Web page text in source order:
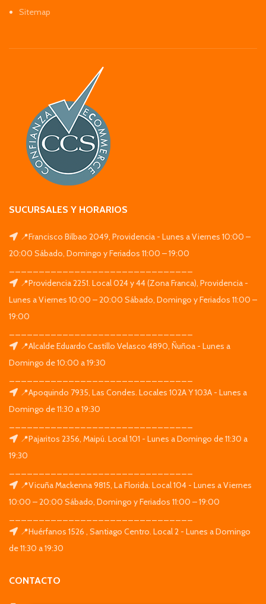
Sitemap
SUCURSALES Y HORARIOS
📍Francisco Bilbao 2049, Providencia - Lunes a Viernes 10:00 –
20:00 Sábado, Domingo y Feriados 11:00 – 19:00
📍Providencia 2251. Local 024 y 44 (Zona Franca), Providencia -
Lunes a Viernes 10:00 – 20:00 Sábado, Domingo y Feriados 11:00 –
19:00
📍Alcalde Eduardo Castillo Velasco 4890, Ñuñoa - Lunes a
Domingo de 10:00 a 19:30
📍Apoquindo 7935, Las Condes. Locales 102A Y 103A - Lunes a
Domingo de 11:30 a 19:30
📍Pajaritos 2356, Maipú. Local 101 - Lunes a Domingo de 11:30 a
19:30
📍Vicuña Mackenna 9815, La Florida. Local 104 - Lunes a Viernes
10:00 – 20:00 Sábado, Domingo y Feriados 11:00 – 19:00
📍Huérfanos 1526 , Santiago Centro. Local 2 - Lunes a Domingo
de 11:30 a 19:30
CONTACTO